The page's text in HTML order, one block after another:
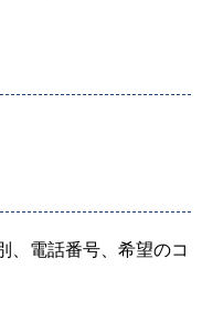
、電話番号、希望のコ